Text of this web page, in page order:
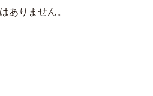
ありません。